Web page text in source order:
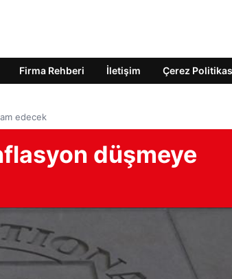
Firma Rehberi İletişim Çerez
edecek
düşmeye